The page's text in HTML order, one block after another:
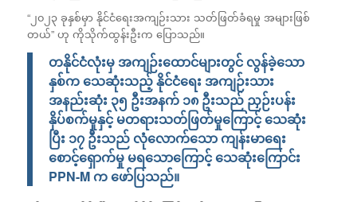
“၂၀၂၃ ခုနှစ်မှာ နိုင်ငံရေးအကျဉ်းသား သတ်ဖြတ်ခံရမှု အများဖြစ်
တယ်” ဟု ကိုသိုက်ထွန်းဦးက ပြောသည်။
တနိုင်ငံလုံးမှ အကျဉ်းထောင်များတွင် လွန်ခဲ့သော
နှစ်က သေဆုံးသည့် နိုင်ငံရေး အကျဉ်းသား
အနည်းဆုံး ၃၅ ဦးအနက် ၁၈ ဦးသည် ညှဉ်းပန်း
နှိပ်စက်မှုနှင့် မတရားသတ်ဖြတ်မှုကြောင့် သေဆုံး
ပြီး ၁၇ ဦးသည် လုံလောက်သော ကျန်းမာရေး
စောင့်ရှောက်မှု မရသောကြောင့် သေဆုံးကြောင်း
PPN-M က ဖော်ပြသည်။